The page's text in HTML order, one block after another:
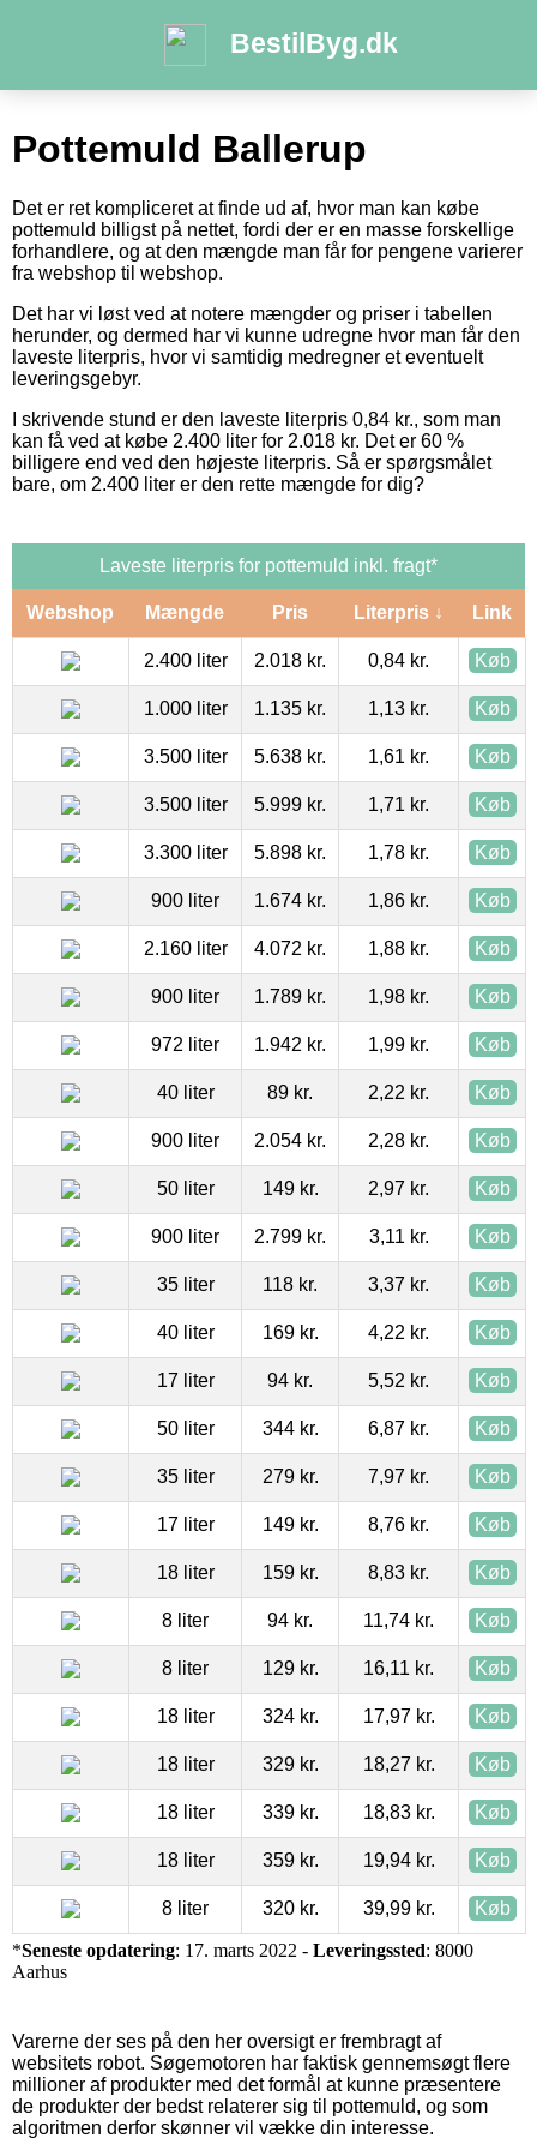
BestilByg.dk
Pottemuld Ballerup
Det er ret kompliceret at finde ud af, hvor man kan købe
pottemuld billigst på nettet, fordi der er en masse forskellige
forhandlere, og at den mængde man får for pengene varierer
fra webshop til webshop.
Det har vi løst ved at notere mængder og priser i tabellen
herunder, og dermed har vi kunne udregne hvor man får den
laveste literpris, hvor vi samtidig medregner et eventuelt
leveringsgebyr.
I skrivende stund er den laveste literpris 0,84 kr., som man
kan få ved at købe 2.400 liter for 2.018 kr. Det er 60 %
billigere end ved den højeste literpris. Så er spørgsmålet
bare, om 2.400 liter er den rette mængde for dig?
Laveste literpris for pottemuld inkl. fragt*
Webshop Mængde Pris Literpris ↓ Link
2.400 liter 2.018 kr. 0,84 kr. Køb
1.000 liter 1.135 kr. 1,13 kr. Køb
3.500 liter 5.638 kr. 1,61 kr. Køb
3.500 liter 5.999 kr. 1,71 kr. Køb
3.300 liter 5.898 kr. 1,78 kr. Køb
900 liter 1.674 kr. 1,86 kr. Køb
2.160 liter 4.072 kr. 1,88 kr. Køb
900 liter 1.789 kr. 1,98 kr. Køb
972 liter 1.942 kr. 1,99 kr. Køb
40 liter 89 kr. 2,22 kr. Køb
900 liter 2.054 kr. 2,28 kr. Køb
50 liter 149 kr. 2,97 kr. Køb
900 liter 2.799 kr. 3,11 kr. Køb
35 liter 118 kr. 3,37 kr. Køb
40 liter 169 kr. 4,22 kr. Køb
17 liter 94 kr. 5,52 kr. Køb
50 liter 344 kr. 6,87 kr. Køb
35 liter 279 kr. 7,97 kr. Køb
17 liter 149 kr. 8,76 kr. Køb
18 liter 159 kr. 8,83 kr. Køb
8 liter 94 kr. 11,74 kr. Køb
8 liter 129 kr. 16,11 kr. Køb
18 liter 324 kr. 17,97 kr. Køb
18 liter 329 kr. 18,27 kr. Køb
18 liter 339 kr. 18,83 kr. Køb
18 liter 359 kr. 19,94 kr. Køb
8 liter 320 kr. 39,99 kr. Køb
*Seneste opdatering: 17. marts 2022 - Leveringssted: 8000
Aarhus
Varerne der ses på den her oversigt er frembragt af
websitets robot. Søgemotoren har faktisk gennemsøgt flere
millioner af produkter med det formål at kunne præsentere
de produkter der bedst relaterer sig til pottemuld, og som
algoritmen derfor skønner vil vække din interesse.